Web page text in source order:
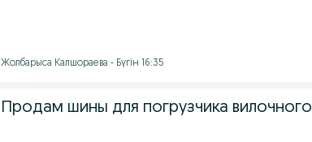
Жолбарыса Калшораева - Бүгін 16:35
Продам шины для погрузчика вилочного